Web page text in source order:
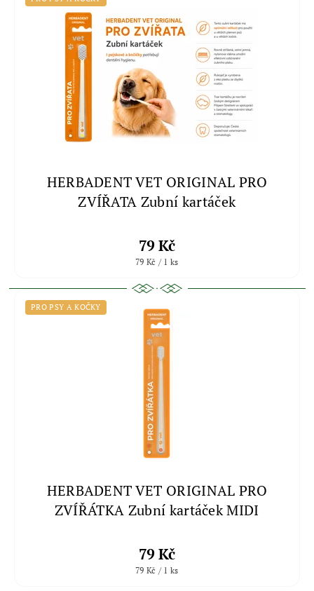
HERBADENT VET ORIGINAL PRO
ZVÍŘATA Zubní kartáček
79 Kč
79 Kč / 1 ks
PRO PSY A KOČKY
HERBADENT VET ORIGINAL PRO
ZVÍŘÁTKA Zubní kartáček MIDI
79 Kč
79 Kč / 1 ks